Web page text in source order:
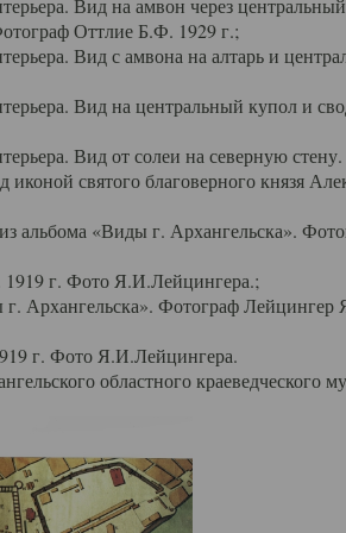
Вид на амвон через
Оттлие Б.Ф. 1929 г.;
Вид с амвона на алтарь и
Вид на центральный купол и
Вид от солеи на северную
святого благоверного князя
«Виды г. Архангельска».
г. Фото Я.И.Лейцингера.;
Архангельска». Фотограф Лейцингер
г. Фото Я.И.Лейцингера.
областного краеведческого